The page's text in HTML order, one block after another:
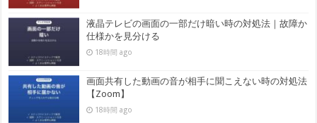
液晶テレビの画面の一部だけ暗い時の対処法｜故障か
仕様かを見分ける
18時間 ago
画面共有した動画の音が相手に聞こえない時の対処法
【Zoom】
18時間 ago